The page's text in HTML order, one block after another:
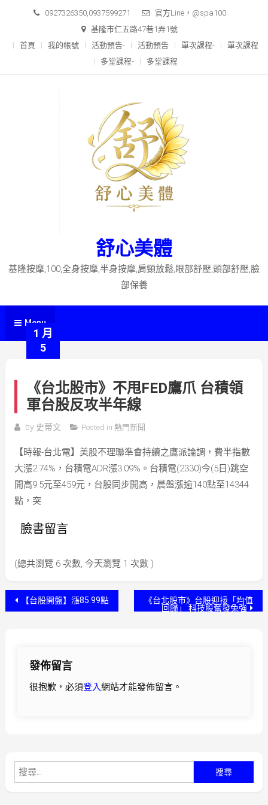
content
0927326350,0937599271
官方Line，@spa100
基隆市仁五路47巷1弄1號
首頁
我的帳號 活動預告- 活動預告 單次課程-
單次課程
多堂課程-
多堂課程
舒心美體
基隆按摩,100,全身按摩,半身按摩,肩頸放鬆,眼部舒壓,頭部舒壓,臉
部保養
Menu
1 月
5
《台北股市》不甩FED鷹爪 台積領
軍台股反攻半年線
by 史蒂文 Posted in 熱門新聞
【時報-台北電】美股不理聯準會持續之鷹派論調，費半指數
大漲2.74%，台積電ADR漲3.09%。台積電(2330)今(5日)跳空
開高9.5元至459元，台股同步開高，晨盤漲逾140點至14344
點，突
臉書留言
(總共瀏覽 6 次數, 今天瀏覽 1 次數 )
文
【台股開盤】漲85.99點
《台北股市》台股迎接「均值
回歸」 科技股奮發兔強
發佈留言
很抱歉，必須登入網站才能發佈留言。
尋